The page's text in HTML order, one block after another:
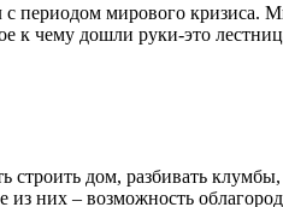
периодом мирового кризиса.
к чему дошли руки-это
дом, разбивать
них – возможность